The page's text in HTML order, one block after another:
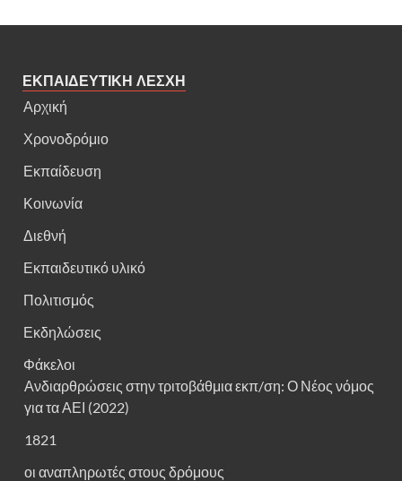
ΕΚΠΑΙΔΕΥΤΙΚΗ ΛΕΣΧΗ
Αρχική
Χρονοδρόμιο
Εκπαίδευση
Κοινωνία
Διεθνή
Εκπαιδευτικό υλικό
Πολιτισμός
Εκδηλώσεις
Φάκελοι
Ανδιαρθρώσεις στην τριτοβάθμια εκπ/ση: Ο Νέος νόμος
για τα ΑΕΙ (2022)
1821
οι αναπληρωτές στους δρόμους